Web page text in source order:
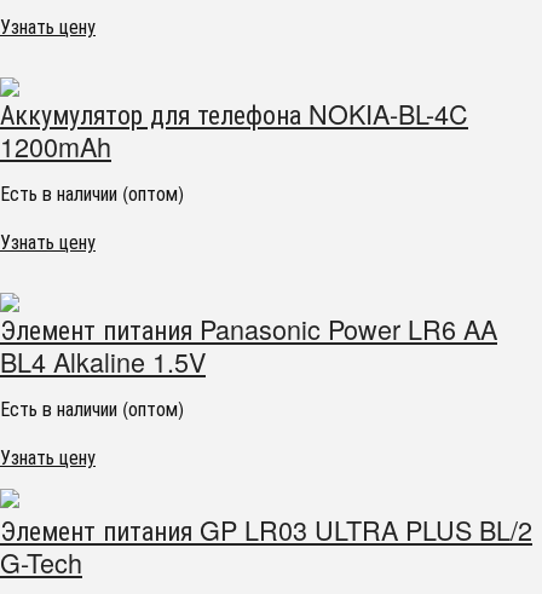
Узнать цену
Аккумулятор для телефона NOKIA-BL-4C
1200mAh
Есть в наличии (оптом)
Узнать цену
Элемент питания Panasonic Power LR6 AA
BL4 Alkaline 1.5V
Есть в наличии (оптом)
Узнать цену
Элемент питания GP LR03 ULTRA PLUS BL/2
G-Tech